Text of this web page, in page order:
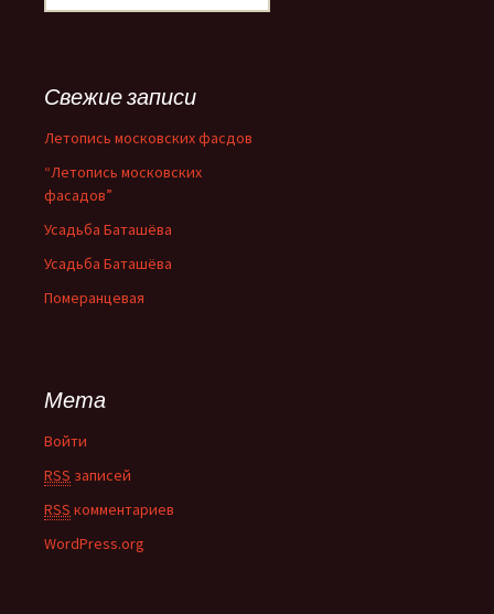
а
:Свежие записи
Летопись московских фасдов
“Летопись московских
фасадов”
Усадьба Баташёва
Усадьба Баташёва
Померанцевая
Мета
Войти
RSS записей
RSS комментариев
WordPress.org